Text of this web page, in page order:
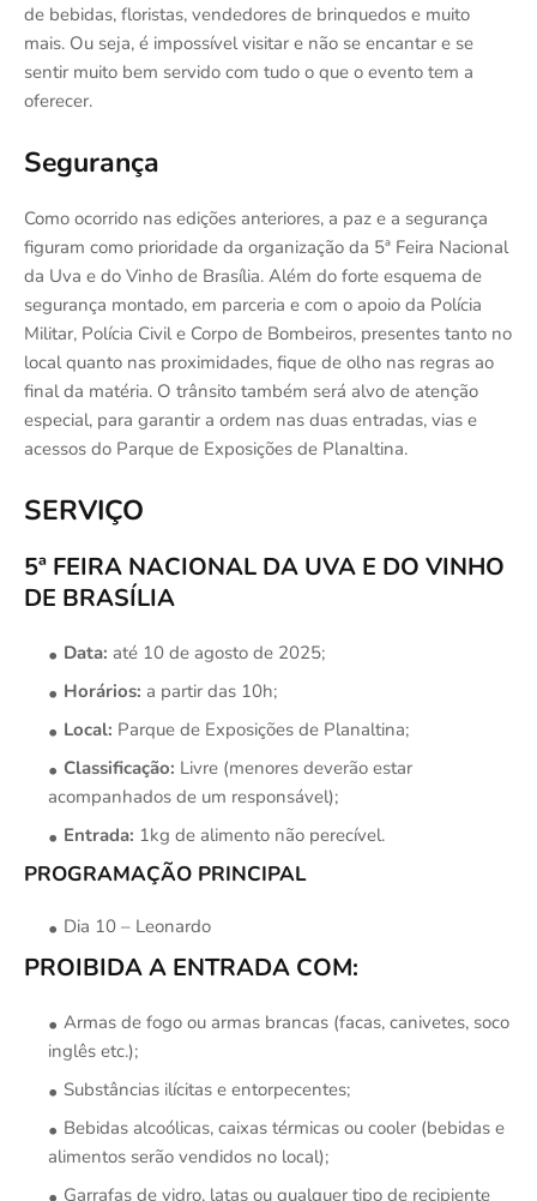
de bebidas, floristas, vendedores de brinquedos e muito
mais. Ou seja, é impossível visitar e não se encantar e se
sentir muito bem servido com tudo o que o evento tem a
oferecer.
Segurança
Como ocorrido nas edições anteriores, a paz e a segurança
figuram como prioridade da organização da 5ª Feira Nacional
da Uva e do Vinho de Brasília. Além do forte esquema de
segurança montado, em parceria e com o apoio da Polícia
Militar, Polícia Civil e Corpo de Bombeiros, presentes tanto no
local quanto nas proximidades, fique de olho nas regras ao
final da matéria. O trânsito também será alvo de atenção
especial, para garantir a ordem nas duas entradas, vias e
acessos do Parque de Exposições de Planaltina.
SERVIÇO
5ª FEIRA NACIONAL DA UVA E DO VINHO
DE BRASÍLIA
Data: até 10 de agosto de 2025;
Horários: a partir das 10h;
Local: Parque de Exposições de Planaltina;
Classificação: Livre (menores deverão estar
acompanhados de um responsável);
Entrada: 1kg de alimento não perecível.
PROGRAMAÇÃO PRINCIPAL
Dia 10 – Leonardo
PROIBIDA A ENTRADA COM:
Armas de fogo ou armas brancas (facas, canivetes, soco
inglês etc.);
Substâncias ilícitas e entorpecentes;
Bebidas alcoólicas, caixas térmicas ou cooler (bebidas e
alimentos serão vendidos no local);
Garrafas de vidro, latas ou qualquer tipo de recipiente